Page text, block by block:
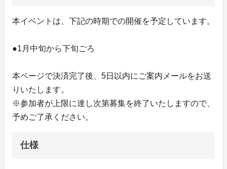
本イベントは、下記の時期での開催を予定しています。
●1月中旬から下旬ごろ
本ページで決済完了後、5日以内にご案内メールをお送
りいたします。
※参加者が上限に達し次第募集を終了いたしますので、
予めご了承ください。
仕様